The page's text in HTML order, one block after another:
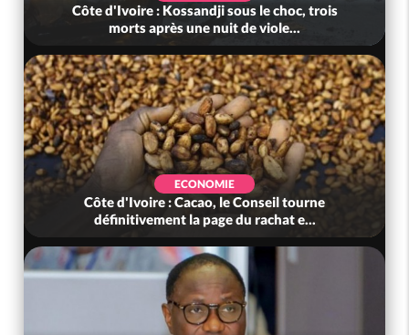
Côte d'Ivoire : Kossandji sous le choc, trois
morts après une nuit de viole...
ECONOMIE
Côte d'Ivoire : Cacao, le Conseil tourne
définitivement la page du rachat e...